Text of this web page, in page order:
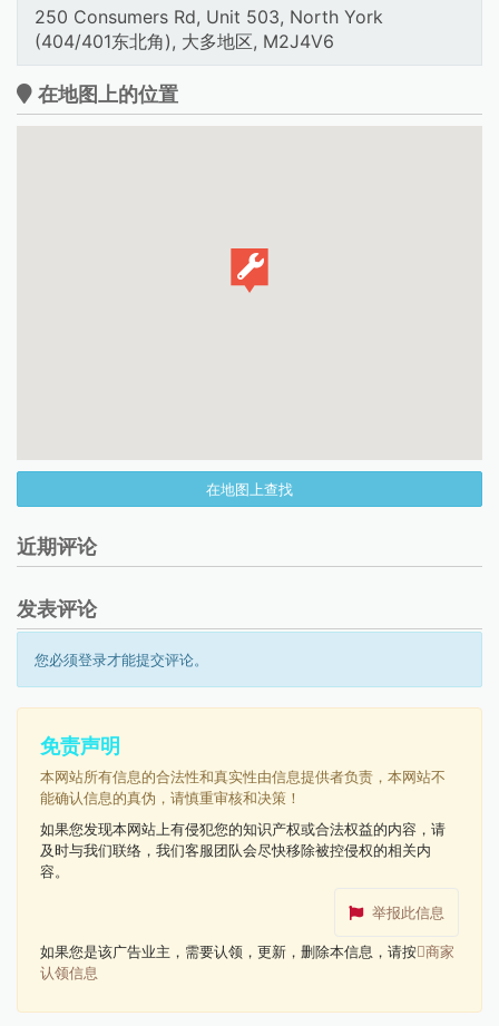
250 Consumers Rd, Unit 503, North York
(404/401东北角), 大多地区, M2J4V6
在地图上的位置
在地图上查找
近期评论
发表评论
您必须登录才能提交评论。
免责声明
本网站所有信息的合法性和真实性由信息提供者负责，本网站不
能确认信息的真伪，请慎重审核和决策！
如果您发现本网站上有侵犯您的知识产权或合法权益的内容，请
及时与我们联络，我们客服团队会尽快移除被控侵权的相关内
容。
举报此信息
如果您是该广告业主，需要认领，更新，删除本信息，请按 商家
认领信息